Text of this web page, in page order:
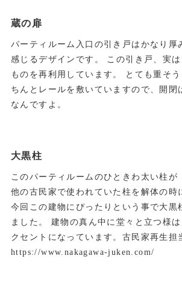
蔵の扉
パーティルーム入口の引き戸はかなり厚
感じるデザインです。 この引き戸、実
ものを再利用しています。 とても重そ
ちんとレールを敷いていますので、開閉
なんですよ。
大黒柱
このパーティルームのひときわ太い柱が
他の古民家で使われていた柱を解体の時
今回この建物にぴったりという事で大黒
ました。 建物の真ん中に堂々と立つ様
クセントになっています。古民家再生担
https://www.nakagawa-juken.com/